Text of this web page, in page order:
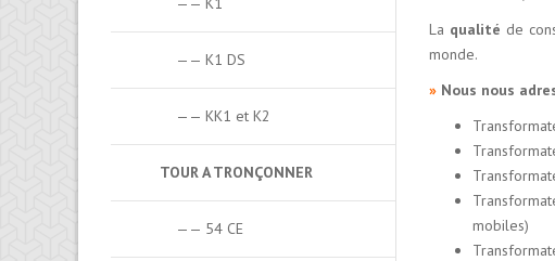
—— K1 DS
—— KK1 et K2
TOUR A TRONÇONNER
—— 54 CE
La qualité de
monde.
»Nous nous
mobiles)